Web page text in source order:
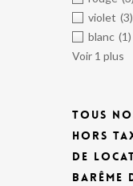
violet (3)
blanc (1)
Voir 1 plus
TOUS
HORS
DE
BARÊME